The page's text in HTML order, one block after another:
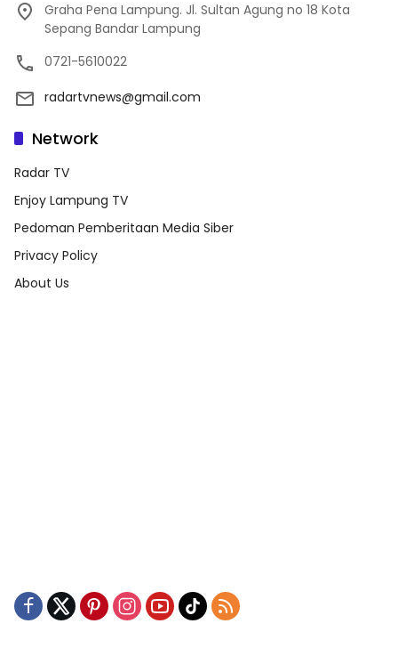
Graha Pena Lampung. Jl. Sultan Agung no 18 Kota
Sepang Bandar Lampung
0721-5610022
radartvnews@gmail.com
Network
Radar TV
Enjoy Lampung TV
Pedoman Pemberitaan Media Siber
Privacy Policy
About Us